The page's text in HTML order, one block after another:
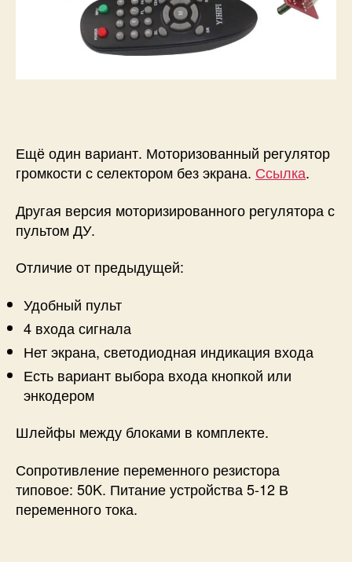
Ещё один вариант. Моторизованный регулятор
громкости с селектором без экрана. Ссылка.
Другая версия моторизированного регулятора с
пультом ДУ.
Отличие от предыдущей:
Удобный пульт
4 входа сигнала
Нет экрана, светодиодная индикация входа
Есть вариант выбора входа кнопкой или
энкодером
Шлейфы между блоками в комплекте.
Сопротивление переменного резистора
типовое: 50K. Питание устройства 5-12 В
переменного тока.